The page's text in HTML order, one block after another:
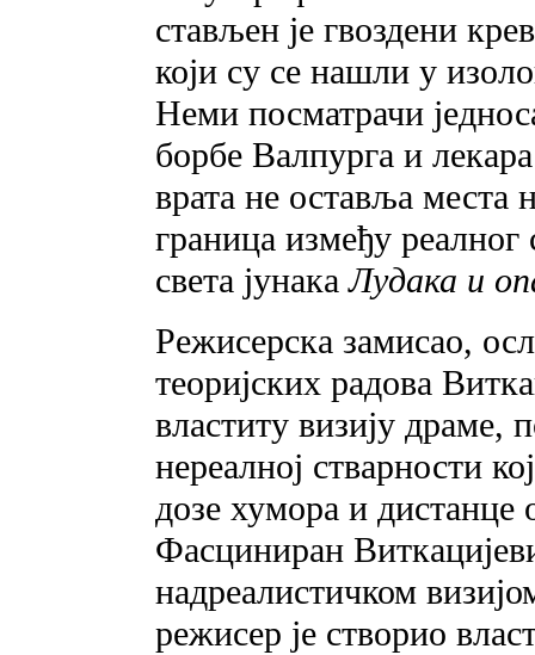
стављен је гвоздени
који су се нашли у
Неми посматрачи
борбе Валпурга и
врата не оставља места
граница између реалног
света јунакаЛудака и
Режисерска замисао,
теоријских радова
властиту визију драме,
нереалној стварности
дозе хумора и дистанце
Фасциниран
надреалистичком
режисер је створио